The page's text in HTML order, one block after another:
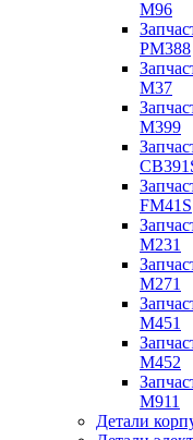
M96
PM388
M37
M399
FM41S
M231
M271
M451
M452
M911
Детали